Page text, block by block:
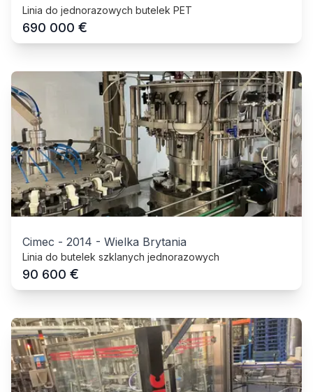
Linia do jednorazowych butelek PET
690 000 €
Cimec - 2014 - Wielka Brytania
Linia do butelek szklanych jednorazowych
90 600 €